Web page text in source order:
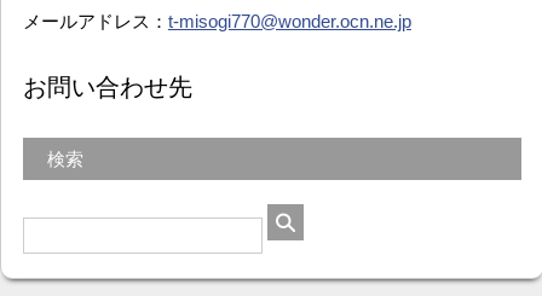
メールアドレス： t-misogi770@wonder.ocn.ne.jp
お問い合わせ先
検索